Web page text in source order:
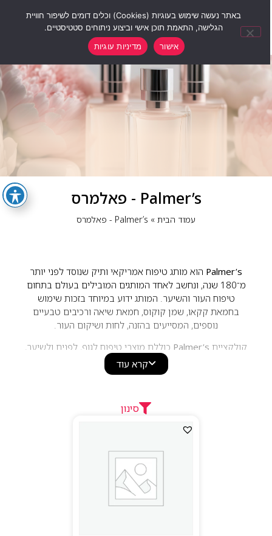
Palmer’s - פאלמרס
עמוד הבית» Palmer’s - פאלמרס
Palmer’sהוא מותג טיפוח אמריקאי ותיק שנוסד לפני יותר
מ־180 שנה, ונחשב לאחד המותגים המובילים בעולם בתחום
טיפוח העור והשיער. המותג ידוע במיוחד בזכות שימוש
בחמאת קקאו, שמן קוקוס, חמאת שיאה ורכיבים טבעיים
נוספים, המסייעים בהזנה, לחות ושיקום העור.
קולקציית Palmer’sכוללת מוצרי טיפוח לגוף, לפנים ולשיער,
בהם קרמים, שמנים, תחליבים, מוצרי טיפוח להריון ומוצרים
לטיפול ביובש וסימני מתיחה. מוצרי המותג מתאפיינים
וזוכים לפופולריות רבה ברחבי העולם. בזכות השילוב בין
הטיפוח האהובים והמוכרים בתחום.
קרא עוד
סינון
באתר נעשה שימוש בעוגיות (Cookies) וכלים דומים לשיפור חוויית
הגלישה, התאמת תוכן אישי וביצוע ניתוחים סטטיסטיים.
אישור
מדיניות עוגיות